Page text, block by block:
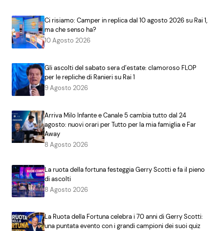
Ci risiamo: Camper in replica dal 10 agosto 2026 su Rai 1,
ma che senso ha?
10 Agosto 2026
Gli ascolti del sabato sera d’estate: clamoroso FLOP
per le repliche di Ranieri su Rai 1
9 Agosto 2026
Arriva Milo Infante e Canale 5 cambia tutto dal 24
agosto: nuovi orari per Tutto per la mia famiglia e Far
Away
8 Agosto 2026
La ruota della fortuna festeggia Gerry Scotti e fa il pieno
di ascolti
8 Agosto 2026
La Ruota della Fortuna celebra i 70 anni di Gerry Scotti:
una puntata evento con i grandi campioni dei suoi quiz